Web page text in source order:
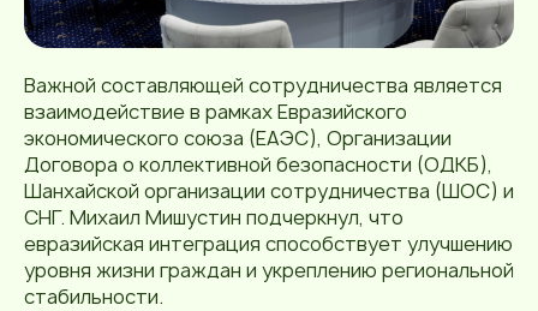
Важной составляющей сотрудничества является
взаимодействие в рамках Евразийского
экономического союза (ЕАЭС), Организации
Договора о коллективной безопасности (ОДКБ),
Шанхайской организации сотрудничества (ШОС) и
СНГ. Михаил Мишустин подчеркнул, что
евразийская интеграция способствует улучшению
уровня жизни граждан и укреплению региональной
стабильности.